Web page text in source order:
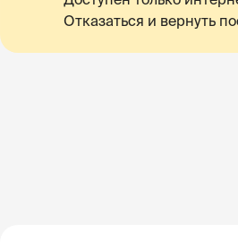
Отказаться и вернуть